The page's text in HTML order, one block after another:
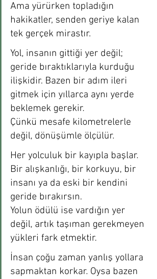
Ama yürürken topladığın
hakikatler, senden geriye kalan
tek gerçek mirastır.
Yol, insanın gittiği yer değil;
geride bıraktıklarıyla kurduğu
ilişkidir. Bazen bir adım ileri
gitmek için yıllarca aynı yerde
beklemek gerekir.
Çünkü mesafe kilometrelerle
değil, dönüşümle ölçülür.
Her yolculuk bir kayıpla başlar.
Bir alışkanlığı, bir korkuyu, bir
insanı ya da eski bir kendini
geride bırakırsın.
Yolun ödülü ise vardığın yer
değil, artık taşıman gerekmeyen
yükleri fark etmektir.
İnsan çoğu zaman yanlış yollara
sapmaktan korkar. Oysa bazen